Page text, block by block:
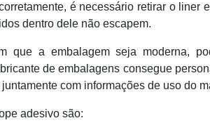
é necessário retirar o liner
dentro dele não escapem.
que a embalagem seja moderna,
de embalagens consegue
com informações de uso do
adesivo são: